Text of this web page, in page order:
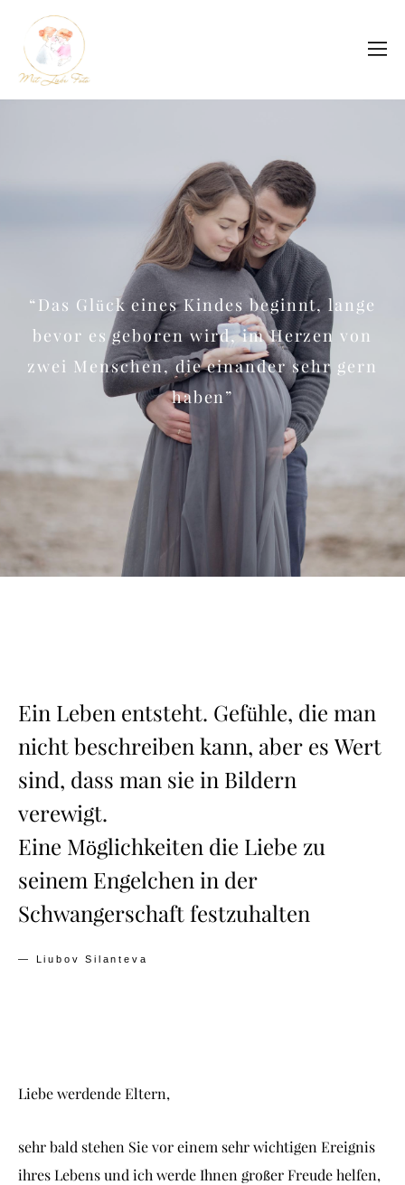
“Das Glück eines Kindes beginnt, lange
bevor es geboren wird, im Herzen von
zwei Menschen, die einander sehr gern
haben”
Ein Leben entsteht. Gefühle, die man
nicht beschreiben kann, aber es Wert
sind, dass man sie in Bildern
verewigt.
Eine Möglichkeiten die Liebe zu
seinem Engelchen in der
Schwangerschaft festzuhalten
— Liubov Silanteva
Liebe werdende Eltern,
sehr bald stehen Sie vor einem sehr wichtigen Ereignis
ihres Lebens und ich werde Ihnen großer Freude helfen,